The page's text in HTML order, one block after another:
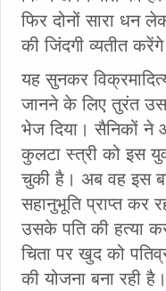
फिर दोनों सारा धन
की जिंदगी व्यतीत
यह सुनकर
जानने के लिए तुरंत
भेज दिया। सैनिकों ने
कुलटा स्त्री को इस
चुकी है। अब वह इस
सहानुभूति प्राप्त कर
उसके पति की हत्या
चिता पर खुद को
की योजना बना रही है।